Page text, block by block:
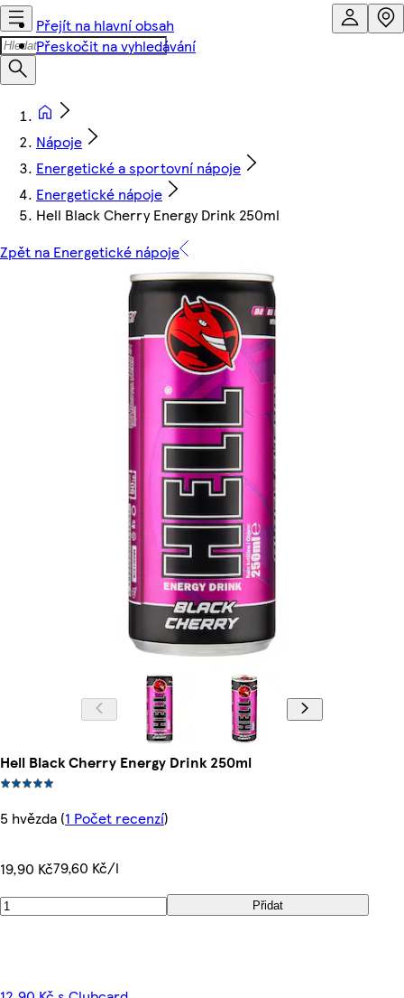
Přejít na hlavní obsah
Přeskočit na vyhledávání
Nápoje
Energetické a sportovní nápoje
Energetické nápoje
Hell Black Cherry Energy Drink 250ml
Zpět na Energetické nápoje
Hell Black Cherry Energy Drink 250ml
5 hvězda (1 Počet recenzí)
19,90 Kč79,60 Kč/l
Přidat